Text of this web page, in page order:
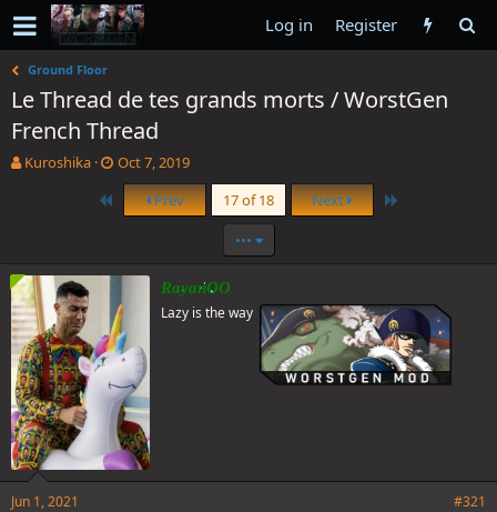
Log in Register
Ground Floor
Le Thread de tes grands morts / WorstGen
French Thread
T
s
t
a
r
t
e
r
Kuroshika
S
a
t
e
Oct 7, 2019
First Prev 17 of 18 Next
•••
RayanOO
Lazy is the way
Jun 1, 2021 #321